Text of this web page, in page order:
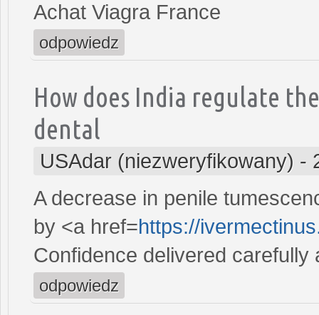
Achat Viagra France
odpowiedz
How does India regulate
dental
USAdar (niezweryfikowany) -
A decrease in penile
by <a href=https://
Confidence delivered
odpowiedz